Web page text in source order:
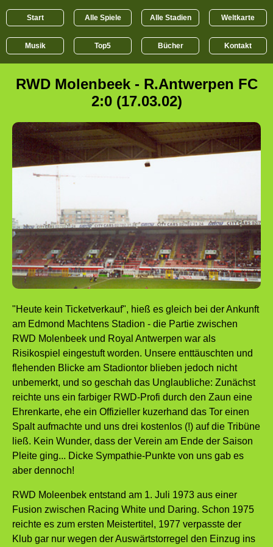
Start Alle Spiele Alle Stadien Weltkarte
Musik Top5 Bücher Kontakt
RWD Molenbeek - R.Antwerpen FC
2:0 (17.03.02)
"Heute kein Ticketverkauf", hieß es gleich bei der Ankunft
am Edmond Machtens Stadion - die Partie zwischen
RWD Molenbeek und Royal Antwerpen war als
Risikospiel eingestuft worden. Unsere enttäuschten und
flehenden Blicke am Stadiontor blieben jedoch nicht
unbemerkt, und so geschah das Unglaubliche: Zunächst
reichte uns ein farbiger RWD-Profi durch den Zaun eine
Ehrenkarte, ehe ein Offizieller kuzerhand das Tor einen
Spalt aufmachte und uns drei kostenlos (!) auf die Tribüne
ließ. Kein Wunder, dass der Verein am Ende der Saison
Pleite ging... Dicke Sympathie-Punkte von uns gab es
aber dennoch!
RWD Moleenbek entstand am 1. Juli 1973 aus einer
Fusion zwischen Racing White und Daring. Schon 1975
reichte es zum ersten Meistertitel, 1977 verpasste der
Klub gar nur wegen der Auswärtstorregel den Einzug ins